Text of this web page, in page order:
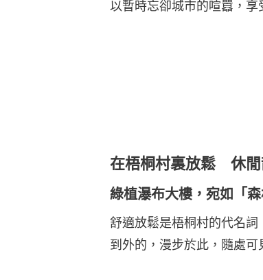
以暫時忘卻城市的喧囂，享
在梧桐村裏放鬆 休閒
綠植瀑布大樓，宛如「森
舒適放鬆是梧桐村的代名
到外的，漫步於此，隨處可